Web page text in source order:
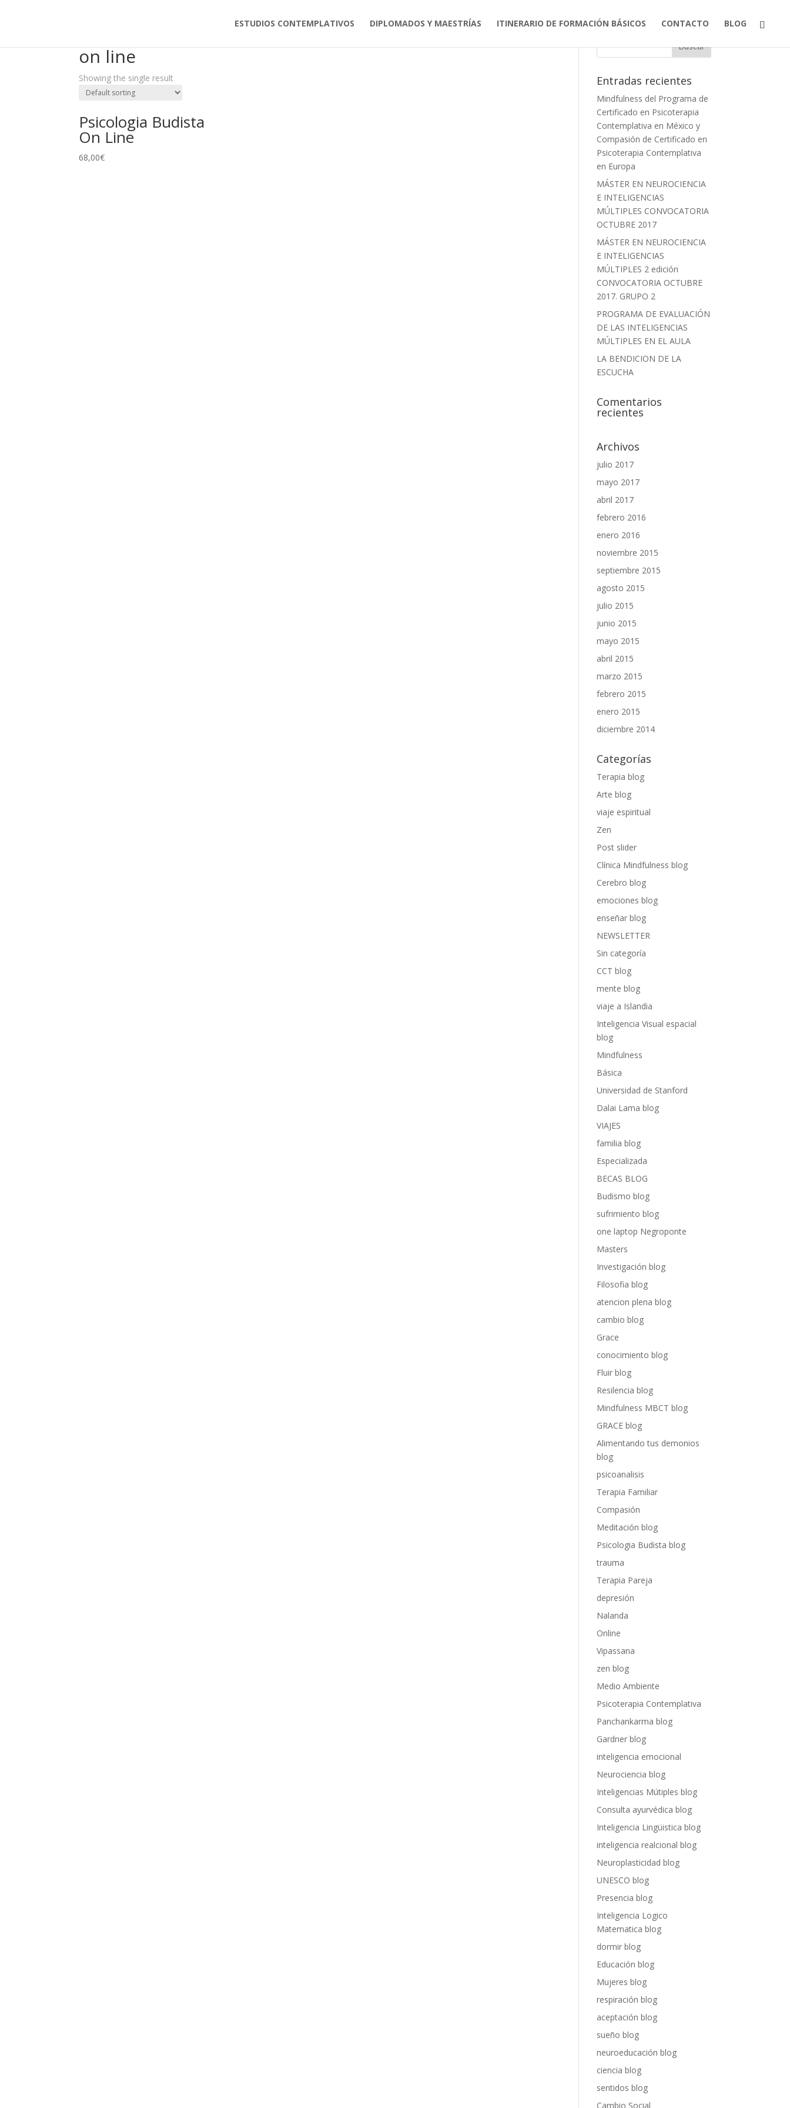
ESTUDIOS CONTEMPLATIVOS DIPLOMADOS Y MAESTRÍAS ITINERARIO DE FORMACIÓN BÁSICOS CONTACTO
BLOG
on line
Showing the single result
Psicologia Budista
On Line
68,00€
Entradas recientes
Mindfulness del Programa de
Certificado en Psicoterapia
Contemplativa en México y
Compasión de Certificado en
Psicoterapia Contemplativa
en Europa
MÁSTER EN NEUROCIENCIA
E INTELIGENCIAS
MÚLTIPLES CONVOCATORIA
OCTUBRE 2017
MÁSTER EN NEUROCIENCIA
E INTELIGENCIAS
MÚLTIPLES 2 edición
CONVOCATORIA OCTUBRE
2017. GRUPO 2
PROGRAMA DE EVALUACIÓN
DE LAS INTELIGENCIAS
MÚLTIPLES EN EL AULA
LA BENDICION DE LA
ESCUCHA
Comentarios
recientes
Archivos
julio 2017
mayo 2017
abril 2017
febrero 2016
enero 2016
noviembre 2015
septiembre 2015
agosto 2015
julio 2015
junio 2015
mayo 2015
abril 2015
marzo 2015
febrero 2015
enero 2015
diciembre 2014
Categorías
Terapia blog
Arte blog
viaje espiritual
Zen
Post slider
Clínica Mindfulness blog
Cerebro blog
emociones blog
enseñar blog
NEWSLETTER
Sin categoría
CCT blog
mente blog
viaje a Islandia
Inteligencia Visual espacial
blog
Mindfulness
Básica
Universidad de Stanford
Dalai Lama blog
VIAJES
familia blog
Especializada
BECAS BLOG
Budismo blog
sufrimiento blog
one laptop Negroponte
Masters
Investigación blog
Filosofia blog
atencion plena blog
cambio blog
Grace
conocimiento blog
Fluir blog
Resilencia blog
Mindfulness MBCT blog
GRACE blog
Alimentando tus demonios
blog
psicoanalisis
Terapia Familiar
Compasión
Meditación blog
Psicologia Budista blog
trauma
Terapia Pareja
depresión
Nalanda
Online
Vipassana
zen blog
Medio Ambiente
Psicoterapia Contemplativa
Panchankarma blog
Gardner blog
inteligencia emocional
Neurociencia blog
Inteligencias Mútiples blog
Consulta ayurvédica blog
Inteligencia Lingüistica blog
inteligencia realcional blog
Neuroplasticidad blog
UNESCO blog
Presencia blog
Inteligencia Logico
Matematica blog
dormir blog
Educación blog
Mujeres blog
respiración blog
aceptación blog
sueño blog
neuroeducación blog
ciencia blog
sentidos blog
Cambio Social